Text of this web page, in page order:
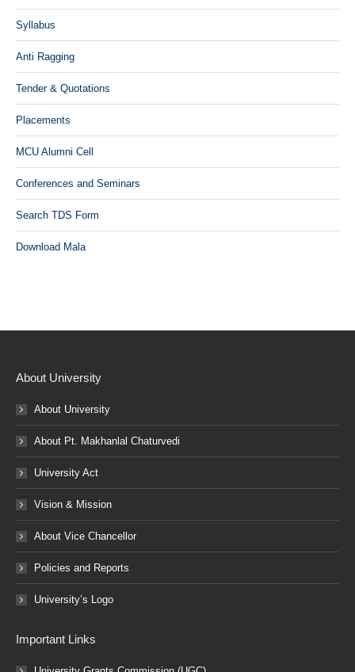
Syllabus
Anti Ragging
Tender & Quotations
Placements
MCU Alumni Cell
Conferences and Seminars
Search TDS Form
Download Mala
About University
About University
About Pt. Makhanlal Chaturvedi
University Act
Vision & Mission
About Vice Chancellor
Policies and Reports
University’s Logo
Important Links